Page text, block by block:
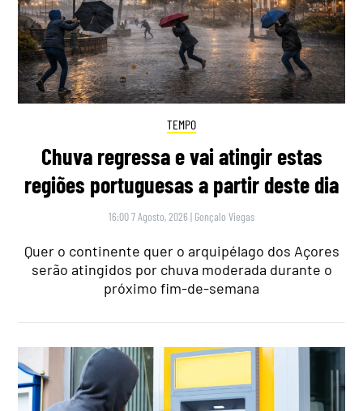
TEMPO
Chuva regressa e vai atingir estas
regiões portuguesas a partir deste dia
16:00 7 Agosto, 2026 | Gonçalo Viegas
Quer o continente quer o arquipélago dos Açores
serão atingidos por chuva moderada durante o
próximo fim-de-semana